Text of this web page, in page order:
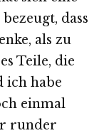
dass
als zu
Teile, die
ich habe
einmal
runder